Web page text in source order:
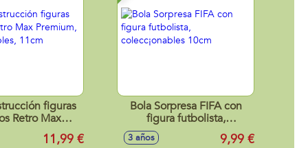
figuras
Retro Max
11,99 €
Bola Sorpresa FIFA con
figura futbolista,
colecc¡onables 10cm
3 años 9,99 €